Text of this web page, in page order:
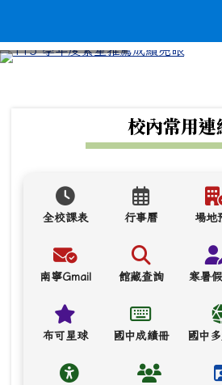
上中區域內容校內常用連
全校課表 行事曆 場地
南寧Gmail 館藏查詢 寒暑
布可星球 國中成績冊 國中